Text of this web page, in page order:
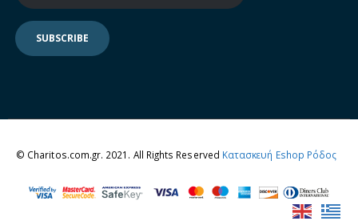
© Charitos.com.gr. 2021. All Rights Reserved Κατασκευή Eshop Ρόδος